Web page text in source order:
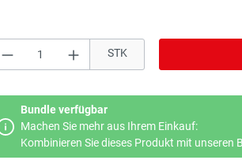
Produkt Anzahl: Gib den
STK
Bundle verfügbar
Machen Sie mehr aus Ihrem Einkauf:
Kombinieren Sie dieses Produkt mit unseren